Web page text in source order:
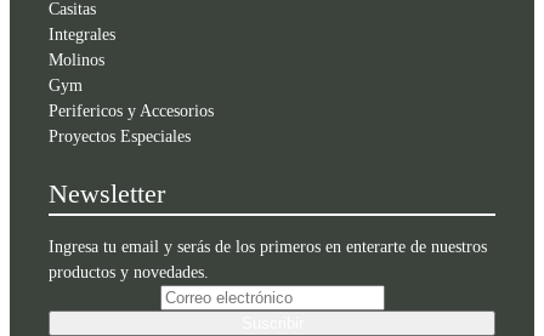
Casitas
Integrales
Molinos
Gym
Perifericos y Accesorios
Proyectos Especiales
Newsletter
Ingresa tu email y serás de los primeros en enterarte de nuestros
productos y novedades.